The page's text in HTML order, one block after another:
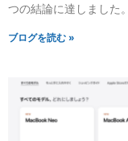
つの結論に達しました
ブログを読む »